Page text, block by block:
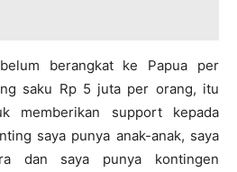
berangkat ke Papua per
saku Rp 5 juta per orang, itu
memberikan support kepada
saya punya anak-anak, saya
dan saya punya kontingen